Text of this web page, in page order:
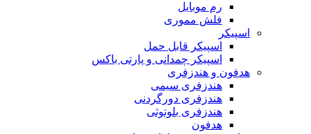
رم موبایل
فلش مموری
اسپیکر
اسپیکر قابل حمل
اسپیکر چمدانی و پارتی باکس
هدفون و هندزفری
هندزفری سیمی
هندزفری دورگردنی
هندزفری بلوتوثی
هدفون